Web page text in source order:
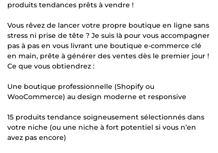
produits tendances prêts à vendre !
Vous rêvez de lancer votre propre boutique en ligne sans
stress ni prise de tête ? Je suis là pour vous accompagner
pas à pas en vous livrant une boutique e-commerce clé
en main, prête à générer des ventes dès le premier jour !
Ce que vous obtiendrez :
Une boutique professionnelle (Shopify ou
WooCommerce) au design moderne et responsive
15 produits tendance soigneusement sélectionnés dans
votre niche (ou une niche à fort potentiel si vous n’en
avez pas encore)